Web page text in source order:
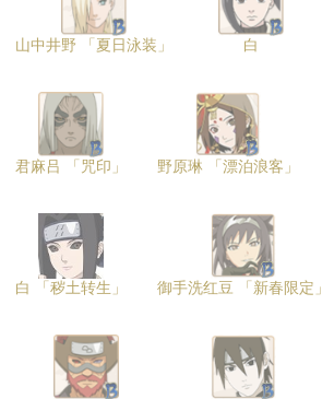
山中井野 「夏日泳装」 白
君麻吕 「咒印」 野原琳 「漂泊浪客」
白 「秽土转生」 御手洗红豆 「新春限定」